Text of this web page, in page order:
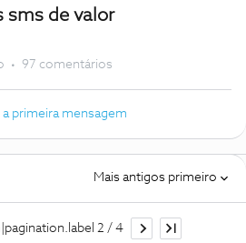
sms de valor
97 comentários
primeira mensagem
Mais antigos primeiro
2 / 4